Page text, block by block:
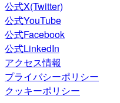
公式X(Twitter)
公式YouTube
公式Facebook
公式LinkedIn
アクセス情報
プライバシーポリシー
クッキーポリシー